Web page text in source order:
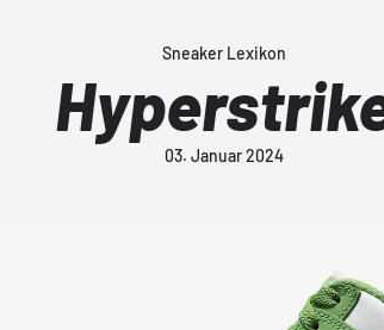
Sneaker Lexikon
03. Januar 2024